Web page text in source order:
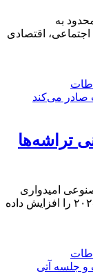
به
اجتماعی، اقتصادی
تراشه‌ها
امیدواری
رهبران صنعت نیمه‌رسانا نسبت به سال ۲۰۲۵ را افزایش داده